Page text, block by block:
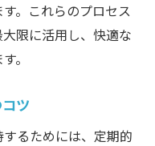
。これらのプロセス
限に活用し、快適な
。
ツ
るためには、定期的